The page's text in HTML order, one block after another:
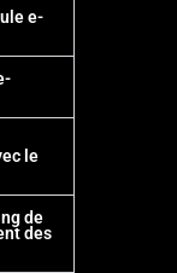
e-
le
de
des